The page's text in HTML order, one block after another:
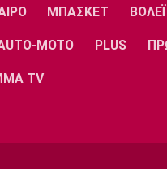
ο
Συνέδριο
ΜΠΑΣΚΕΤ ΒΟΛΕΪ
MOTO PLUS
TV